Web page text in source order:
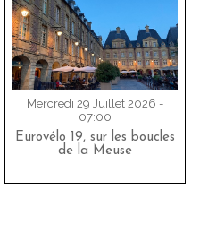
Mercredi 29 Juillet 2026 -
07:00
Eurovélo 19, sur les boucles
de la Meuse